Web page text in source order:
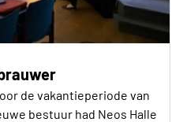
de vakantieperiode van
bestuur had Neos Halle